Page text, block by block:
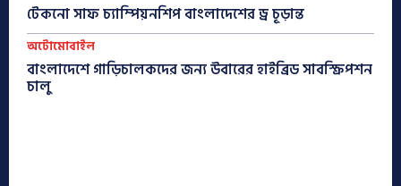
টেকনো সাফ চ্যাম্পিয়নশিপ বাংলাদেশের ড্র চূড়ান্ত
অটোমোবাইল
বাংলাদেশে গাড়িচালকদের জন্য উবারের হাইব্রিড সাবস্ক্রিপশন
চালু